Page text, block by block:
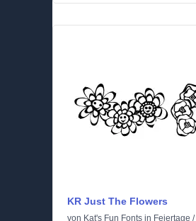
KR Just The Flowers
von Kat's Fun Fonts in Feiertage /